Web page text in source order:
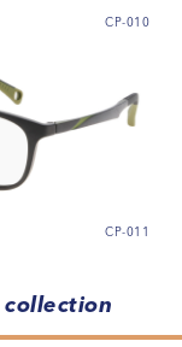
CP-010
CP-011
collection